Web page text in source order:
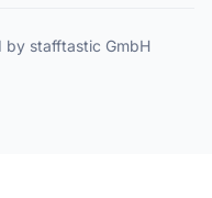
stafftastic GmbH